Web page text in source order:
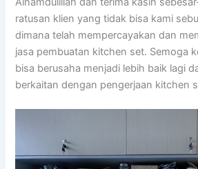
ratusan klien yang tidak bisa kami
dimana telah mempercayakan dan
jasa pembuatan kitchen set. Semoga
bisa berusaha menjadi lebih baik lagi
berkaitan dengan pengerjaan kitchen